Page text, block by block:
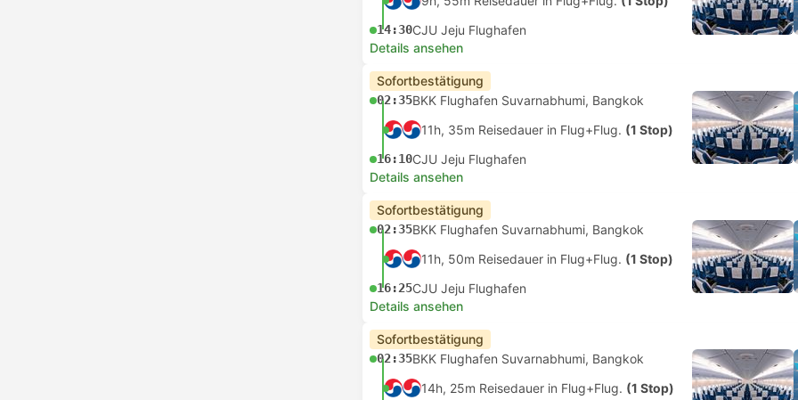
14:30CJU Jeju Flughafen
Details ansehen
Sofortbestätigung
02:35BKK Flughafen Suvarnabhumi, Bangkok
11h, 35m Reisedauer in Flug+Flug. (1 Stop)
16:10CJU Jeju Flughafen
Details ansehen
Sofortbestätigung
02:35BKK Flughafen Suvarnabhumi, Bangkok
11h, 50m Reisedauer in Flug+Flug. (1 Stop)
16:25CJU Jeju Flughafen
Details ansehen
Sofortbestätigung
02:35BKK Flughafen Suvarnabhumi, Bangkok
14h, 25m Reisedauer in Flug+Flug. (1 Stop)